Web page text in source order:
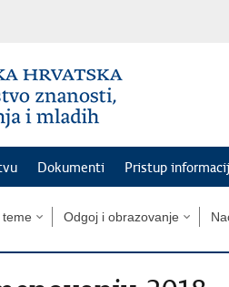
Dokumenti Pristup
Odgoj i obrazovanje